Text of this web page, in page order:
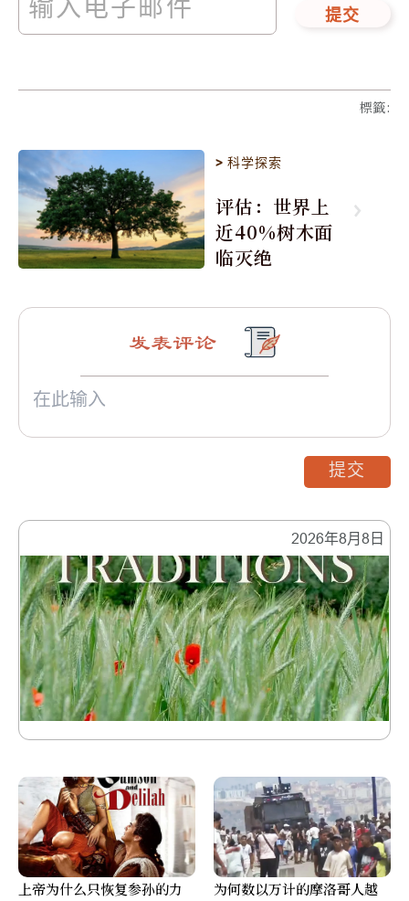
提交
標籤:
>科学探索
评估：世界上
近40%树木面
临灭绝
2026年8月8日
发表评论
提交
上帝为什么只恢复参孙的力
为何数以万计的摩洛哥人越